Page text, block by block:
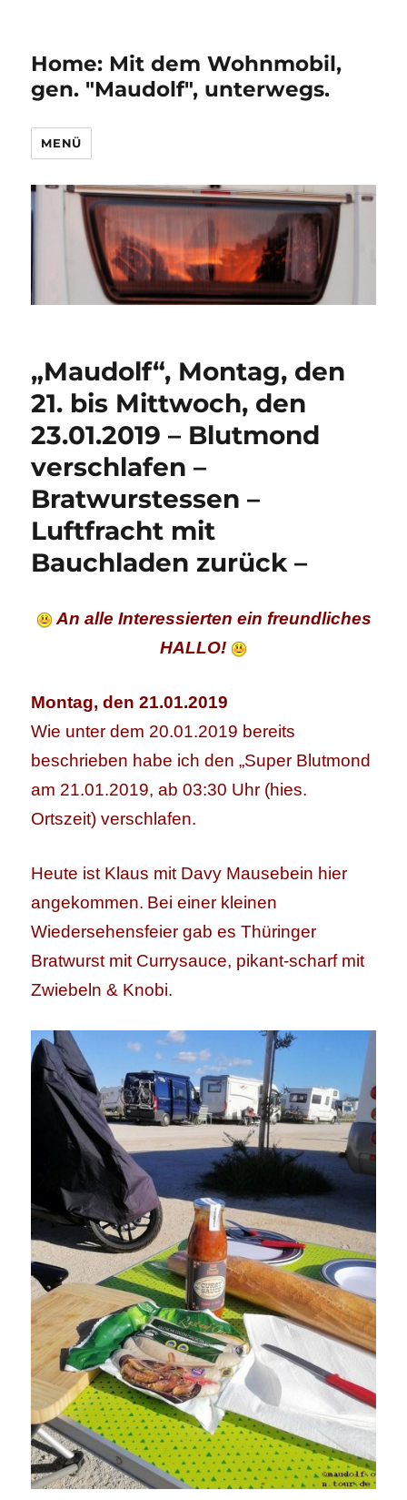
Home: Mit dem Wohnmobil,
gen. "Maudolf", unterwegs.
MENÜ
„Maudolf“, Montag, den
21. bis Mittwoch, den
23.01.2019 – Blutmond
verschlafen –
Bratwurstessen –
Luftfracht mit
Bauchladen zurück –
An alle Interessierten ein freundliches
HALLO!
Montag, den 21.01.2019
Wie unter dem 20.01.2019 bereits
beschrieben habe ich den „Super Blutmond
am 21.01.2019, ab 03:30 Uhr (hies.
Ortszeit) verschlafen.
Heute ist Klaus mit Davy Mausebein hier
angekommen. Bei einer kleinen
Wiedersehensfeier gab es Thüringer
Bratwurst mit Currysauce, pikant-scharf mit
Zwiebeln & Knobi.